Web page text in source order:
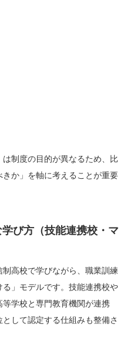
制度の目的が異なるため、比
か」を軸に考えることが重要
び方（技能連携校・マ
高校で学びながら、職業訓練
」モデルです。技能連携校や
学校と専門教育機関が連携
して認定する仕組みも整備さ